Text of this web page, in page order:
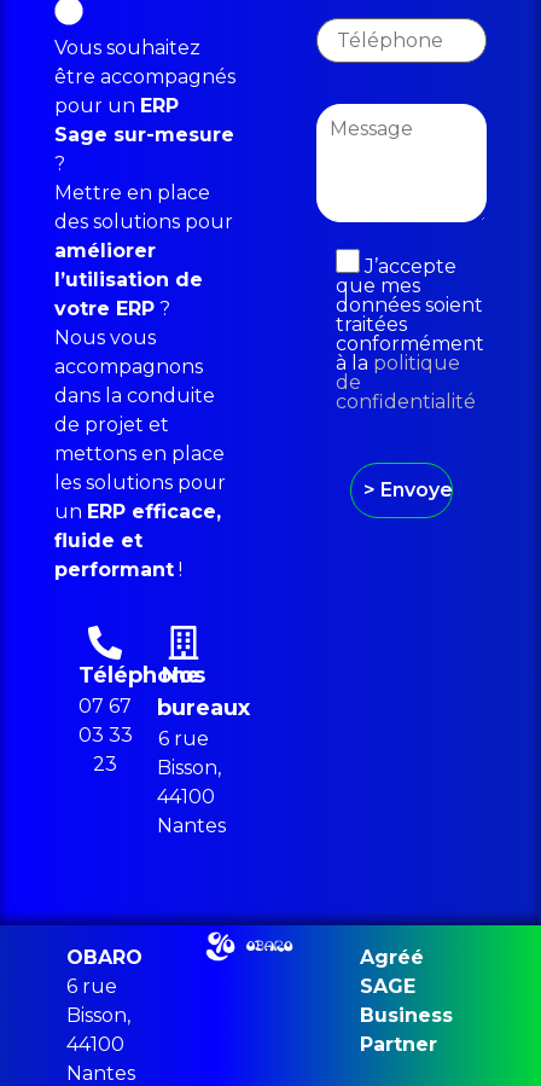
Vous souhaitez
être accompagnés
pour un ERP
Sage sur-mesure
?
Mettre en place
des solutions pour
améliorer
l’utilisation de
votre ERP?
Nous vous
accompagnons
dans la conduite
de projet et
mettons en place
les solutions pour
un ERP efficace,
fluide et
performant!
Téléphone
07 67
03 33
23
Nos
bureaux
6 rue
Bisson,
44100
Nantes
J’accepte
que mes
données soient
traitées
conformément
à la politique
de
confidentialité
OBARO
6 rue
Bisson,
44100
Nantes
Agréé
SAGE
Business
Partner